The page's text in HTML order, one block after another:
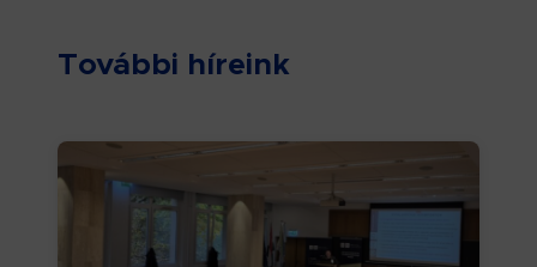
További híreink